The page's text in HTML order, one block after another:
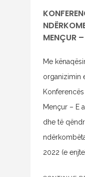
MENÇUR
Me
organizimin
Mençur – E
dhe të
2022 (e